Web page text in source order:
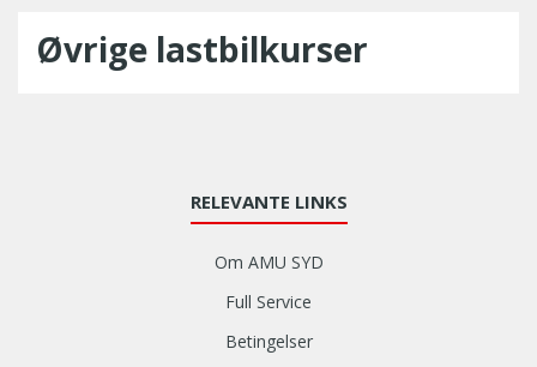
Øvrige lastbilkurser
RELEVANTE LINKS
Om AMU SYD
Full Service
Betingelser